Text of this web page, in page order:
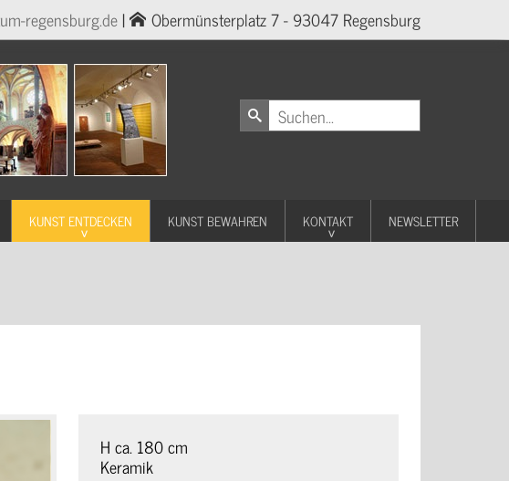
regensburg.de| Obermünsterplatz 7 - 93047 Regensburg
KUNST ENTDECKEN KUNST BEWAHREN KONTAKT NEWSLETTER
H ca. 180 cm
Keramik